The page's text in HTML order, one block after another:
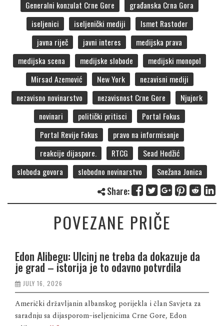
Generalni konzulat Crne Gore
građanska Crna Gora
iseljenici
iseljenički mediji
Ismet Rastoder
javna riječ
javni interes
medijska prava
medijska scena
medijske slobode
medijski monopol
Mirsad Azemović
New York
nezavisni mediji
nezavisno novinarstvo
nezavisnost Crne Gore
Njujork
novinari
politički pritisci
Portal Fokus
Portal Revije Fokus
pravo na informisanje
reakcije dijaspore.
RTCG
Sead Hodžić
sloboda govora
slobodno novinarstvo Snežana Jonica
Share:
POVEZANE PRIČE
Edon Alibegu: Ulcinj ne treba da dokazuje da
je grad – istorija je to odavno potvrdila
JULY 16, 2026
Američki državljanin albanskog porijekla i član Savjeta za
saradnju sa dijasporom–iseljenicima Crne Gore, Edon